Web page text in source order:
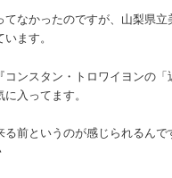
てなかったのですが、山梨県立
ます。
コンスタン・トロワイヨンの「
入ってます。
る前というのが感じられるん